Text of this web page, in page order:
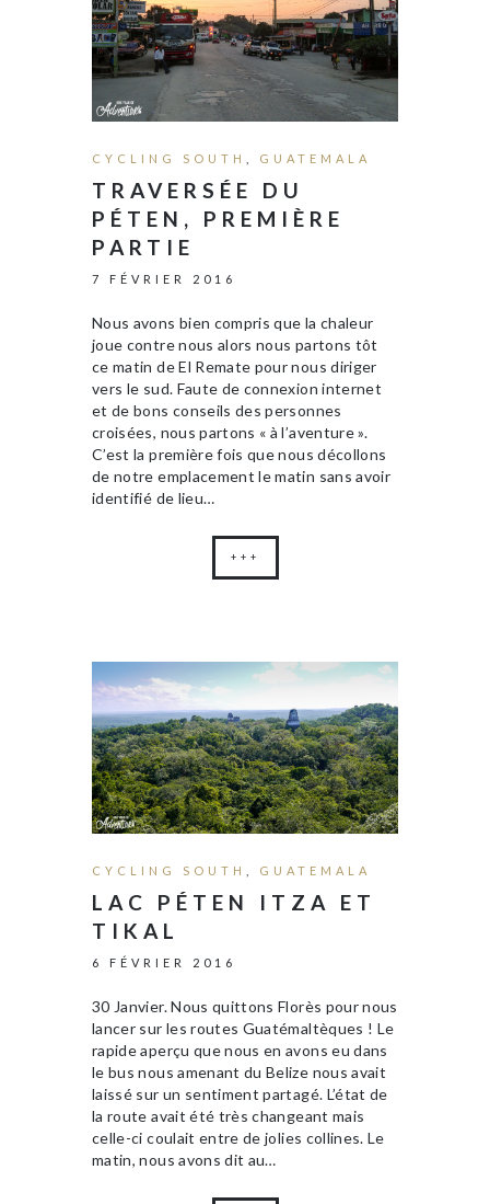
CYCLING SOUTH GUATEMALA
TRAVERSÉE DU
PÉTEN, PREMIÈRE
PARTIE
7 FÉVRIER 2016
Nous avons bien compris que la chaleur
joue contre nous alors nous partons tôt
ce matin de El Remate pour nous diriger
vers le sud. Faute de connexion internet
et de bons conseils des personnes
croisées, nous partons « à l’aventure ».
C’est la première fois que nous décollons
de notre emplacement le matin sans avoir
identifié de lieu…
+++
CYCLING SOUTH GUATEMALA
LAC PÉTEN ITZA ET
TIKAL
6 FÉVRIER 2016
30 Janvier. Nous quittons Florès pour nous
lancer sur les routes Guatémaltèques ! Le
rapide aperçu que nous en avons eu dans
le bus nous amenant du Belize nous avait
laissé sur un sentiment partagé. L’état de
la route avait été très changeant mais
celle-ci coulait entre de jolies collines. Le
matin, nous avons dit au…